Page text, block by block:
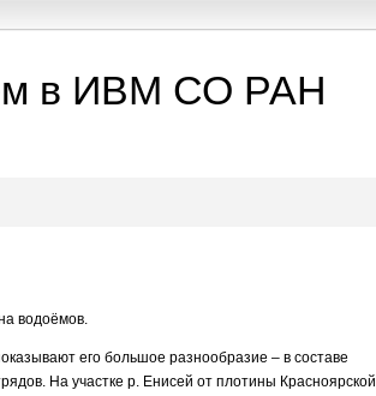
в ИВМ СО РАН
водоёмов.
его большое разнообразие – в составе
На участке р. Енисей от плотины Красноярской